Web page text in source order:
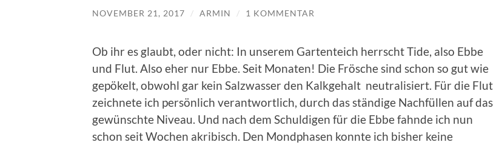
NOVEMBER 21, 2017 / ARMIN / 1 KOMMENTAR
Ob ihr es glaubt, oder nicht: In unserem Gartenteich herrscht Tide, also Ebbe
und Flut. Also eher nur Ebbe. Seit Monaten! Die Frösche sind schon so gut wie
gepökelt, obwohl gar kein Salzwasser den Kalkgehalt neutralisiert. Für die Flut
zeichnete ich persönlich verantwortlich, durch das ständige Nachfüllen auf das
gewünschte Niveau. Und nach dem Schuldigen für die Ebbe fahnde ich nun
schon seit Wochen akribisch. Den Mondphasen konnte ich bisher keine